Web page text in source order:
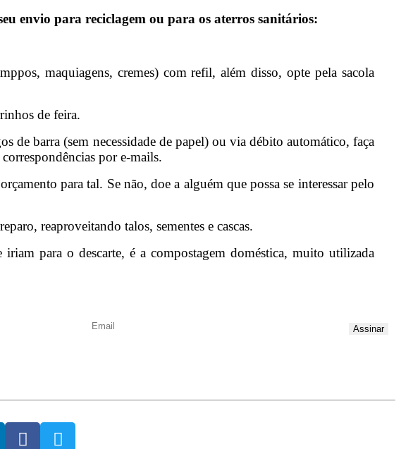
envio para reciclagem ou para os aterros sanitários:
maquiagens, cremes) com refil, além disso, opte pela sacola
de feira.
de barra (sem necessidade de papel) ou via débito automático, faça
por e-mails.
para tal. Se não, doe a alguém que possa se interessar pelo
reaproveitando talos, sementes e cascas.
para o descarte, é a compostagem doméstica, muito utilizada